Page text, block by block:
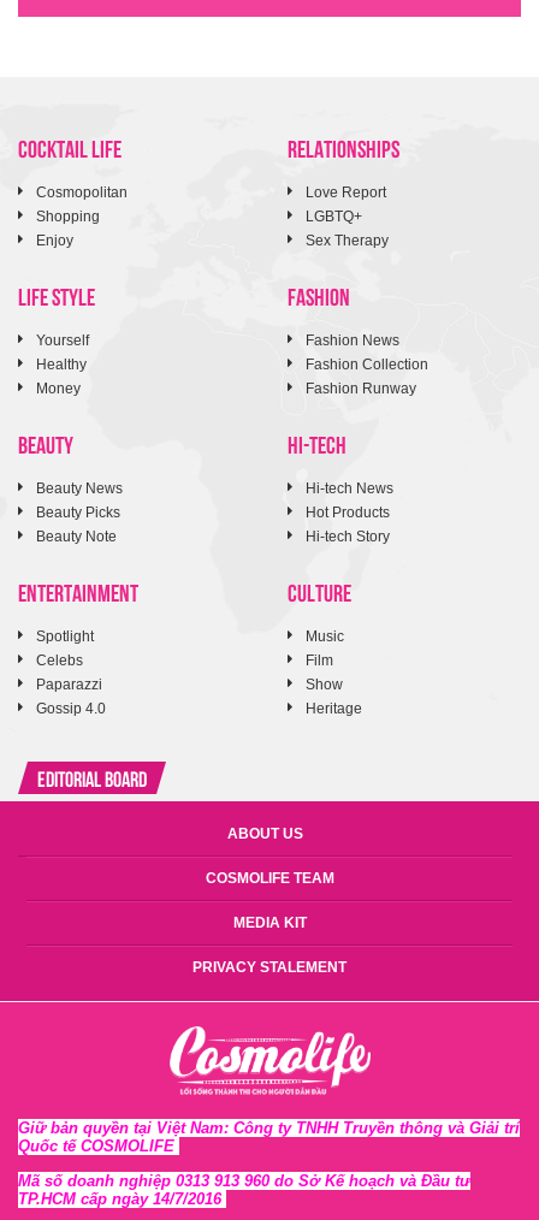
COCKTAIL LIFE
Cosmopolitan
Shopping
Enjoy
RELATIONSHIPS
Love Report
LGBTQ+
Sex Therapy
LIFE STYLE
Yourself
Healthy
Money
FASHION
Fashion News
Fashion Collection
Fashion Runway
BEAUTY
Beauty News
Beauty Picks
Beauty Note
HI-TECH
Hi-tech News
Hot Products
Hi-tech Story
ENTERTAINMENT
Spotlight
Celebs
Paparazzi
Gossip 4.0
CULTURE
Music
Film
Show
Heritage
Editorial Board
ABOUT US
COSMOLIFE TEAM
MEDIA KIT
PRIVACY STALEMENT
Giữ bản quyền tại Việt Nam: Công ty TNHH Truyền thông và Giải trí
Quốc tế COSMOLIFE
Mã số doanh nghiệp 0313 913 960 do Sở Kế hoạch và Đầu tư
TP.HCM cấp ngày 14/7/2016